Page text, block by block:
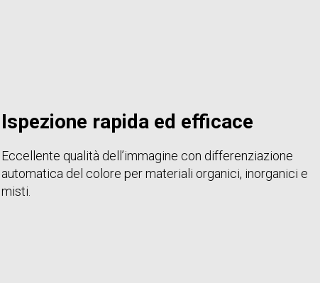
Ispezione rapida ed efficace
Eccellente qualità dell’immagine con differenziazione
automatica del colore per materiali organici, inorganici e
misti.